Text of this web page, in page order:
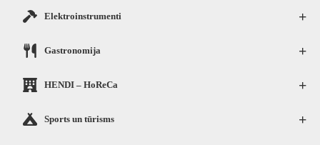
+
Elektroinstrumenti
+
Gastronomija
+
HENDI – HoReCa
+
Sports un tūrisms